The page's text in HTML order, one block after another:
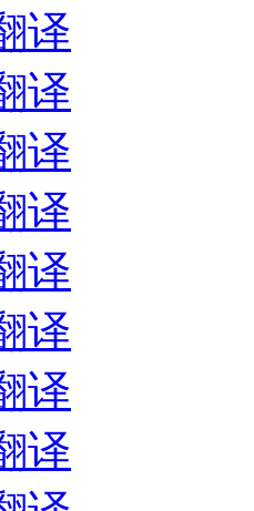
译
译
译
译
译
译
译
译